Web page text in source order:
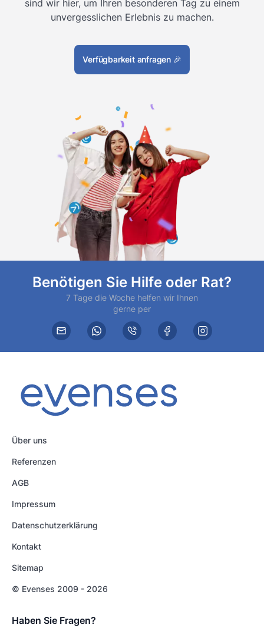
sind wir hier, um Ihren besonderen Tag zu einem
unvergesslichen Erlebnis zu machen.
Verfügbarkeit anfragen 🎉
Benötigen Sie Hilfe oder Rat?
7 Tage die Woche helfen wir Ihnen
gerne per
Über uns
Referenzen
AGB
Impressum
Datenschutzerklärung
Kontakt
Sitemap
© Evenses 2009 - 2026
Haben Sie Fragen?